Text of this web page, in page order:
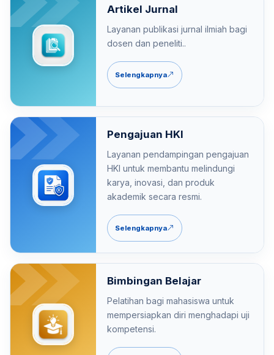
Artikel Jurnal
Layanan publikasi jurnal ilmiah bagi
dosen dan peneliti..
Selengkapnya
Pengajuan HKI
Layanan pendampingan pengajuan
HKI untuk membantu melindungi
karya, inovasi, dan produk
akademik secara resmi.
Selengkapnya
Bimbingan Belajar
Pelatihan bagi mahasiswa untuk
mempersiapkan diri menghadapi uji
kompetensi.